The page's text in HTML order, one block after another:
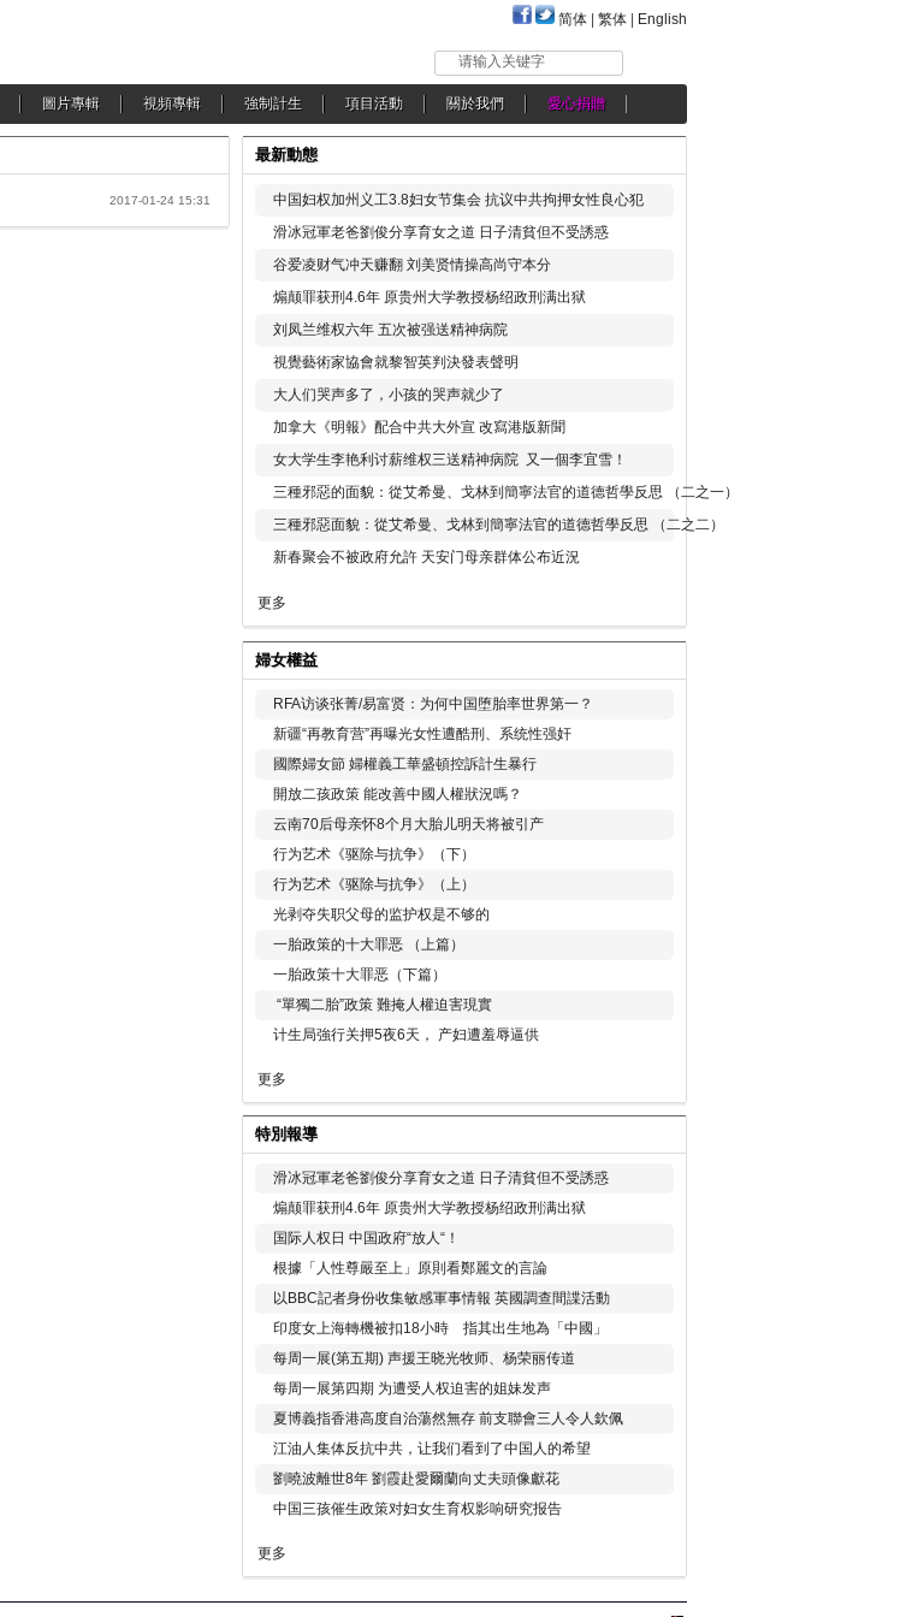
简体 繁体 English
请输入关键字
圖片專輯 視頻專輯 強制計生 項目活動 關於我們 愛心捐贈
2017-01-24 15:31
最新動態
中国妇权加州义工3.8妇女节集会 抗议中共拘押女性良心犯
滑冰冠軍老爸劉俊分享育女之道 日子清貧但不受誘惑
谷爱凌财气冲天赚翻 刘美贤情操高尚守本分
煽颠罪获刑4.6年 原贵州大学教授杨绍政刑满出狱
刘凤兰维权六年 五次被强送精神病院
視覺藝術家協會就黎智英判決發表聲明
大人们哭声多了，小孩的哭声就少了
加拿大《明報》配合中共大外宣 改寫港版新聞
女大学生李艳利讨薪维权三送精神病院 又一個李宜雪！
三種邪惡的面貌：從艾希曼、戈林到簡寧法官的道德哲學反思 （二之一）
三種邪惡面貌：從艾希曼、戈林到簡寧法官的道德哲學反思 （二之二）
新春聚会不被政府允許 天安门母亲群体公布近況
更多
婦女權益
RFA访谈张菁/易富贤：为何中国堕胎率世界第一？
新疆“再教育营”再曝光女性遭酷刑、系统性强奸
國際婦女節 婦權義工華盛頓控訴計生暴行
開放二孩政策 能改善中國人權狀況嗎？
云南70后母亲怀8个月大胎儿明天将被引产
行为艺术《驱除与抗争》（下）
行为艺术《驱除与抗争》（上）
光剥夺失职父母的监护权是不够的
一胎政策的十大罪恶 （上篇）
一胎政策十大罪恶（下篇）
“單獨二胎”政策 難掩人權迫害現實
计生局強行关押5夜6天， 产妇遭羞辱逼供
更多
特別報導
滑冰冠軍老爸劉俊分享育女之道 日子清貧但不受誘惑
煽颠罪获刑4.6年 原贵州大学教授杨绍政刑满出狱
国际人权日 中国政府“放人“！
根據「人性尊嚴至上」原則看鄭麗文的言論
以BBC記者身份收集敏感軍事情報 英國調查間諜活動
印度女上海轉機被扣18小時 指其出生地為「中國」
每周一展(第五期) 声援王晓光牧师、杨荣丽传道
每周一展第四期 为遭受人权迫害的姐妹发声
夏博義指香港高度自治蕩然無存 前支聯會三人令人欽佩
江油人集体反抗中共，让我们看到了中国人的希望
劉曉波離世8年 劉霞赴愛爾蘭向丈夫頭像獻花
中国三孩催生政策对妇女生育权影响研究报告
更多